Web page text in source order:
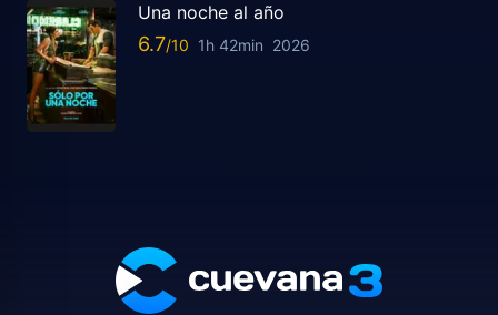
Una noche al año
6.7 1h 42min 2026